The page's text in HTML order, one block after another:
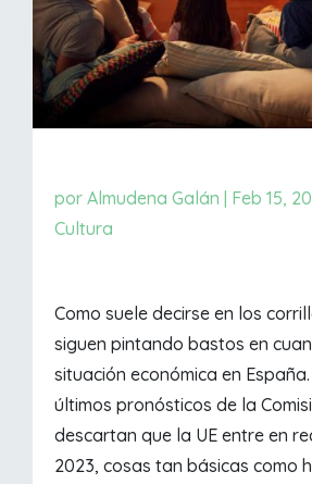
porAlmudena Galán Feb 15,
Cultura
Como suele decirse en los
siguen pintando bastos en
situación económica en
últimos pronósticos de la
descartan que la UE entre en
2023, cosas tan básicas como